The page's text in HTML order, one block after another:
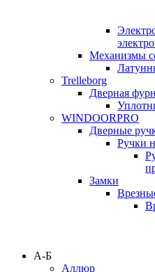
Механизмы
Trelleborg
Дверная
WINDOORPRO
Дверные
Ручки
Замки
А-Б
Аллюр